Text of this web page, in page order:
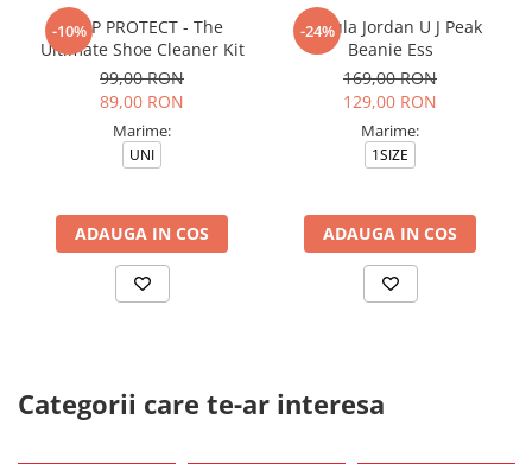
-10%
CREP PROTECT - The
Ultimate Shoe Cleaner Kit
99,00 RON
89,00 RON
Marime:
UNI
ADAUGA IN COS
-24%
Caciula Jordan U J Peak
Beanie Ess
169,00 RON
129,00 RON
Marime:
1SIZE
ADAUGA IN COS
Categorii care te-ar interesa